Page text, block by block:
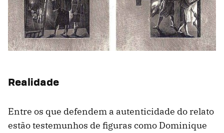
Realidade
Entre os que defendem a autenticidade do relato
estão testemunhos de figuras como Dominique